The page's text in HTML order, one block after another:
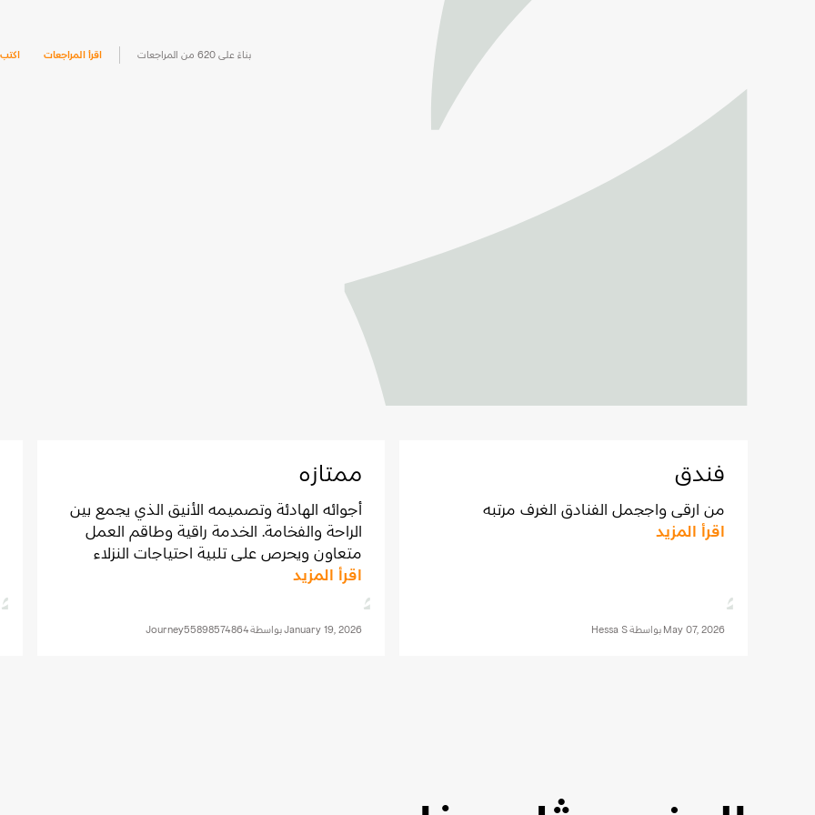
بناءً على 620 من المراجعات اقرأ المراجعات
فندق
من ارقى واججمل الفنادق الغرف مرتبه
اقرأ المزيد
May 07, 2026 بواسطةHessa S
ممتازه
‪أجوائه الهادئة وتصميمه الأنيق الذي يجمع بين
الراحة والفخامة. الخدمة راقية وطاقم العمل
متعاون ويحرص على تلبية احتياجات النزلاء
بسرعة واحترافية. الغرف مريحة ونظيفة، وتوفر
اقرأ المزيد
January 19, 2026بواسطةJourney55898574864